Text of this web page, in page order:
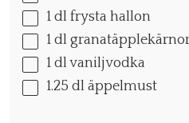
1 dl frysta hallon
1 dl
1 dl vaniljvodka
1.25 dl äppelmust